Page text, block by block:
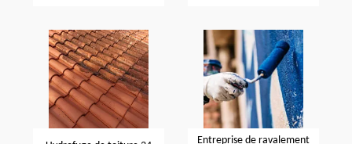
Entreprise de ravalement